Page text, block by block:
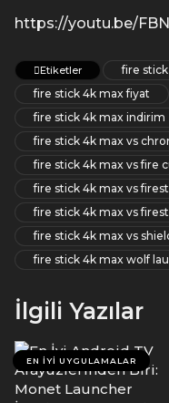
https://youtu.be/
Etiketler
fire
fire stick 4k max fiyat
fire stick 4k max indirim
fire stick 4k max vs
fire stick 4k max vs fire
fire stick 4k max vs
fire stick 4k max vs
fire stick 4k max vs
fire stick 4k max wolf
İlgili Yazılar
EN İYI UYGULAMALAR